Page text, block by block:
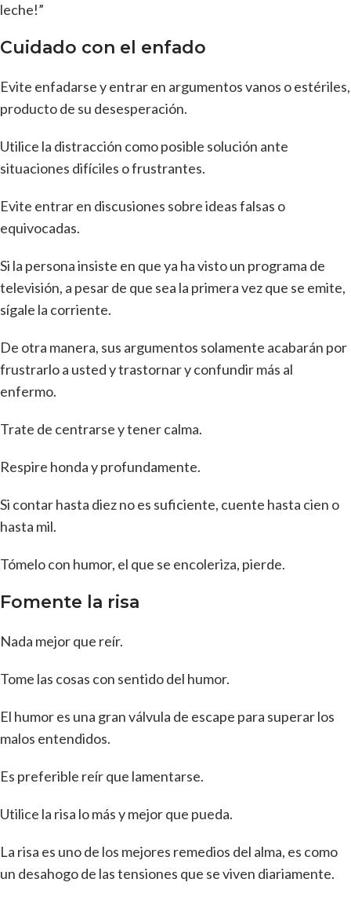
leche!”
Cuidado con el enfado
Evite enfadarse y entrar en argumentos vanos o estériles,
producto de su desesperación.
Utilice la distracción como posible solución ante
situaciones difíciles o frustrantes.
Evite entrar en discusiones sobre ideas falsas o
equivocadas.
Si la persona insiste en que ya ha visto un programa de
televisión, a pesar de que sea la primera vez que se emite,
sígale la corriente.
De otra manera, sus argumentos solamente acabarán por
frustrarlo a usted y trastornar y confundir más al
enfermo.
Trate de centrarse y tener calma.
Respire honda y profundamente.
Si contar hasta diez no es suficiente, cuente hasta cien o
hasta mil.
Tómelo con humor, el que se encoleriza, pierde.
Fomente la risa
Nada mejor que reír.
Tome las cosas con sentido del humor.
El humor es una gran válvula de escape para superar los
malos entendidos.
Es preferible reír que lamentarse.
Utilice la risa lo más y mejor que pueda.
La risa es uno de los mejores remedios del alma, es como
un desahogo de las tensiones que se viven diariamente.